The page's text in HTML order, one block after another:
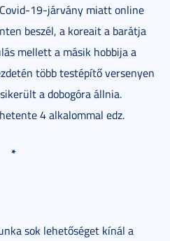
19-járvány miatt online
beszél, a koreait a barátja
mellett a másik hobbija a
több testépítő versenyen
a dobogóra állnia.
4 alkalommal edz.
*
sok lehetőséget kínál a